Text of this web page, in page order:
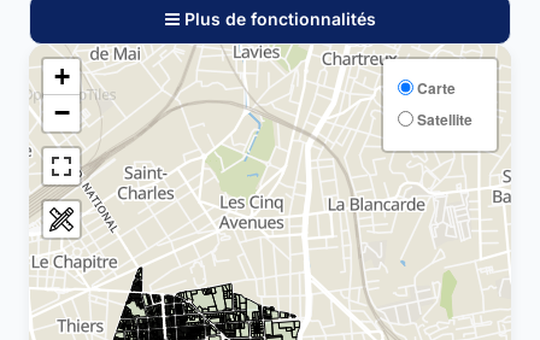
Plus de fonctionnalités
+
−
Carte
Satellite